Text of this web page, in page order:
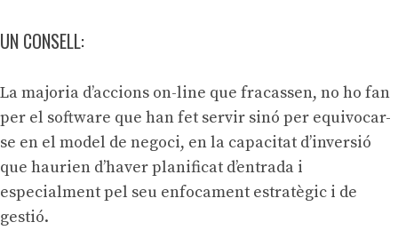
UN CONSELL:
La majoria d’accions on-line que fracassen, no ho fan
per el software que han fet servir sinó per equivocar-
se en el model de negoci, en la capacitat d’inversió
que haurien d’haver planificat d’entrada i
especialment pel seu enfocament estratègic i de
gestió.